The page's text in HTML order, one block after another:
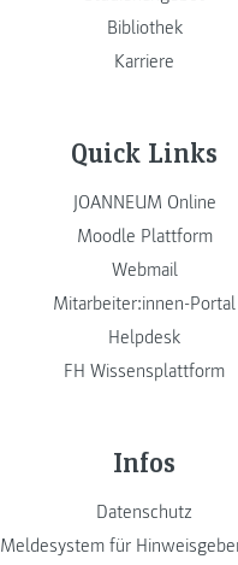
Bibliothek
Karriere
Quick Links
JOANNEUM Online
Moodle Plattform
Webmail
Mitarbeiter:innen-Portal
Helpdesk
FH Wissensplattform
Infos
Datenschutz
Meldesystem für